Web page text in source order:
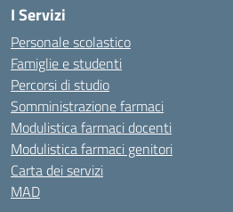
I Servizi
Personale scolastico
Famiglie e studenti
Percorsi di studio
Somministrazione farmaci
Modulistica farmaci docenti
Modulistica farmaci genitori
Carta dei servizi
MAD